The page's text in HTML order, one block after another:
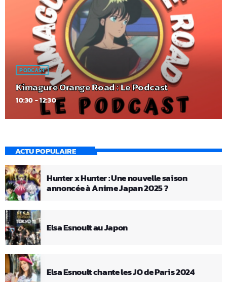
PODCAST
Kimagure Orange Road : Le Podcast
10:30 - 12:30
ACTU POPULAIRE
Hunter x Hunter : Une nouvelle saison
annoncée à Anime Japan 2025 ?
Elsa Esnoult au Japon
Elsa Esnoult chante les JO de Paris 2024